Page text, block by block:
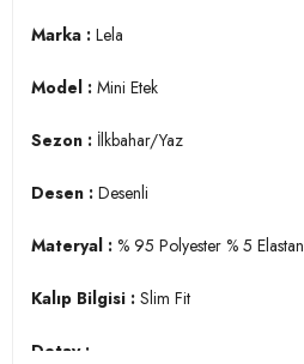
Marka : Lela
Model : Mini Etek
Sezon : İlkbahar/Yaz
Desen : Desenli
Materyal : % 95 Polyester % 5 Elastan
Kalıp Bilgisi : Slim Fit
Detay :